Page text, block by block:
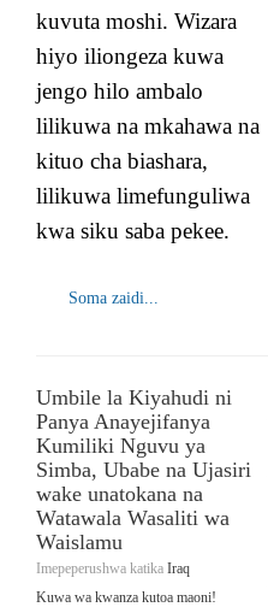
kuvuta moshi. Wizara
hiyo iliongeza kuwa
jengo hilo ambalo
lilikuwa na mkahawa na
kituo cha biashara,
lilikuwa limefunguliwa
kwa siku saba pekee.
Soma zaidi...
Umbile la Kiyahudi ni
Panya Anayejifanya
Kumiliki Nguvu ya
Simba, Ubabe na Ujasiri
wake unatokana na
Watawala Wasaliti wa
Waislamu
Imepeperushwa katika Iraq
Kuwa wa kwanza kutoa maoni!